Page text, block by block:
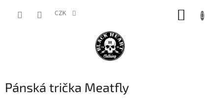
CZK
Pánská trička Meatfly